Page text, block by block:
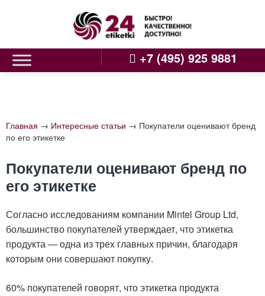
+7 (495) 925 9881
Главная → Интересные статьи → Покупатели оценивают бренд
по его этикетке
Покупатели оценивают бренд по
его этикетке
Согласно исследованиям компании Mintel Group Ltd,
большинство покупателей утверждает, что этикетка
продукта — одна из трех главных причин, благодаря
которым они совершают покупку.
60% покупателей говорят, что этикетка продукта